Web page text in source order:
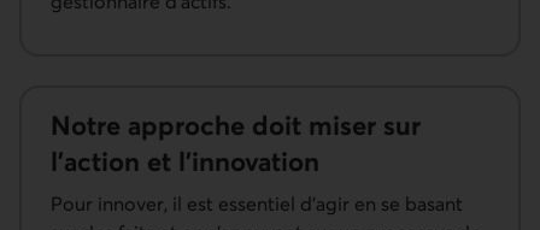
Notre approche doit miser sur
l’action et l’innovation
Pour innover, il est essentiel d’agir en se basant